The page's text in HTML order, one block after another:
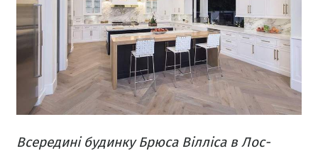
Всередині будинку Брюса Вілліса в Лос-